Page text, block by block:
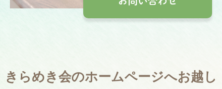
きらめき会のホームページへお越し